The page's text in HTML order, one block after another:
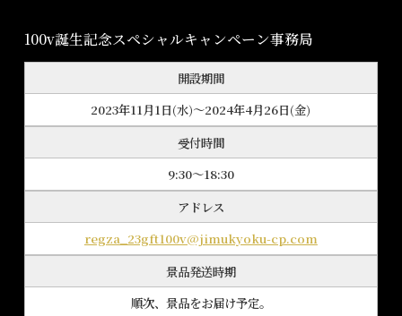
100v誕生記念スペシャルキャンペーン事務局
開設期間
2023年11月1日(水)～2024年4月26日(金)
受付時間
9:30〜18:30
アドレス
regza_23gft100v@jimukyoku-cp.com
景品発送時期
順次、景品をお届け予定。